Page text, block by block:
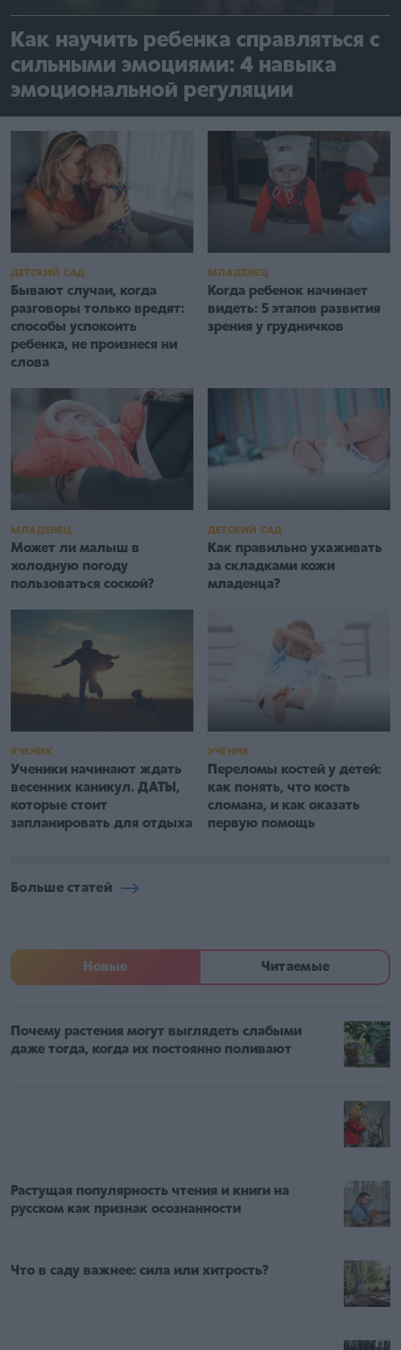
Как научить ребенка справляться с
сильными эмоциями: 4 навыка
эмоциональной регуляции
ДЕТСКИЙ САД
Бывают случаи, когда
разговоры только вредят:
способы успокоить
ребенка, не произнеся ни
слова
МЛАДЕНЕЦ
Когда ребенок начинает
видеть: 5 этапов развития
зрения у грудничков
МЛАДЕНЕЦ
Может ли малыш в
холодную погоду
пользоваться соской?
ДЕТСКИЙ САД
Как правильно ухаживать
за складками кожи
младенца?
УЧЕНИК
Ученики начинают ждать
весенних каникул. ДАТЫ,
которые стоит
запланировать для отдыха
УЧЕНИК
Переломы костей у детей:
как понять, что кость
сломана, и как оказать
первую помощь
Больше статей
Новые Читаемые
Почему растения могут выглядеть слабыми
даже тогда, когда их постоянно поливают
Растущая популярность чтения и книги на
русском как признак осознанности
Что в саду важнее: сила или хитрость?